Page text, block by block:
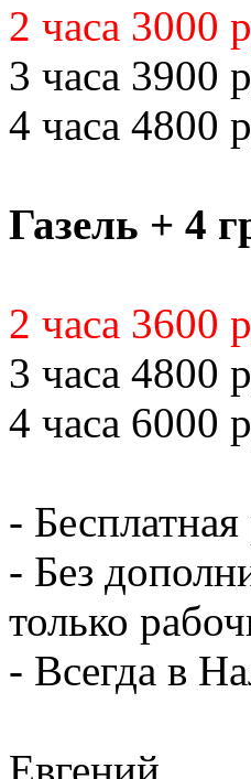
2 часа 3000
3 часа 3900
4 часа 4800
Газель + 4
2 часа 3600
3 часа 4800
4 часа 6000
-
- Без
только
- Всегда в